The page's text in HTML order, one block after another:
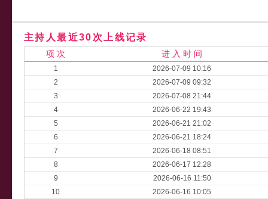
主持人最近30次上线记录
项 次 进 入 时 间
1
2026-07-09 10:16
2
2026-07-09 09:32
3
2026-07-08 21:44
4
2026-06-22 19:43
5
2026-06-21 21:02
6
2026-06-21 18:24
7
2026-06-18 08:51
8
2026-06-17 12:28
9
2026-06-16 11:50
10
2026-06-16 10:05